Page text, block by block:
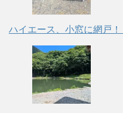
ハイエース、小窓に網戸！